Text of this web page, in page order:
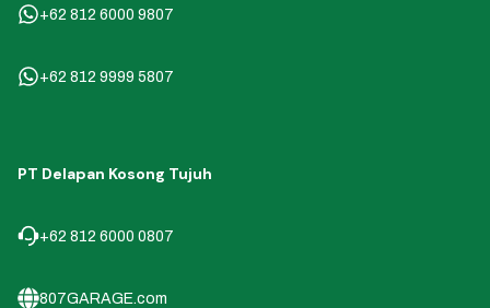
+62 812 6000 9807
+62 812 9999 5807
PT Delapan Kosong Tujuh
+62 812 6000 0807
807GARAGE.com